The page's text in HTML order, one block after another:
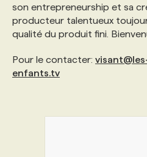
NOS TARIFS
PROGRAMMES DE
ANNONCEZ AVEC NOUS
son entrepreneurship et sa
producteur talentueux
qualité du produit fini.
Pour le contacter:
enfants.tv